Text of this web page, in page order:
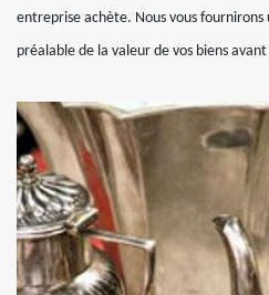
entreprise achète. Nous vous
préalable de la valeur de vos biens